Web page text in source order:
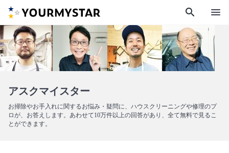
search menu
アスクマイスター
お掃除やお手入れに関するお悩み・疑問に、ハウスクリーニングや修理のプ
ロが、お答えします。あわせて10万件以上の回答があり、全て無料で見るこ
とができます。